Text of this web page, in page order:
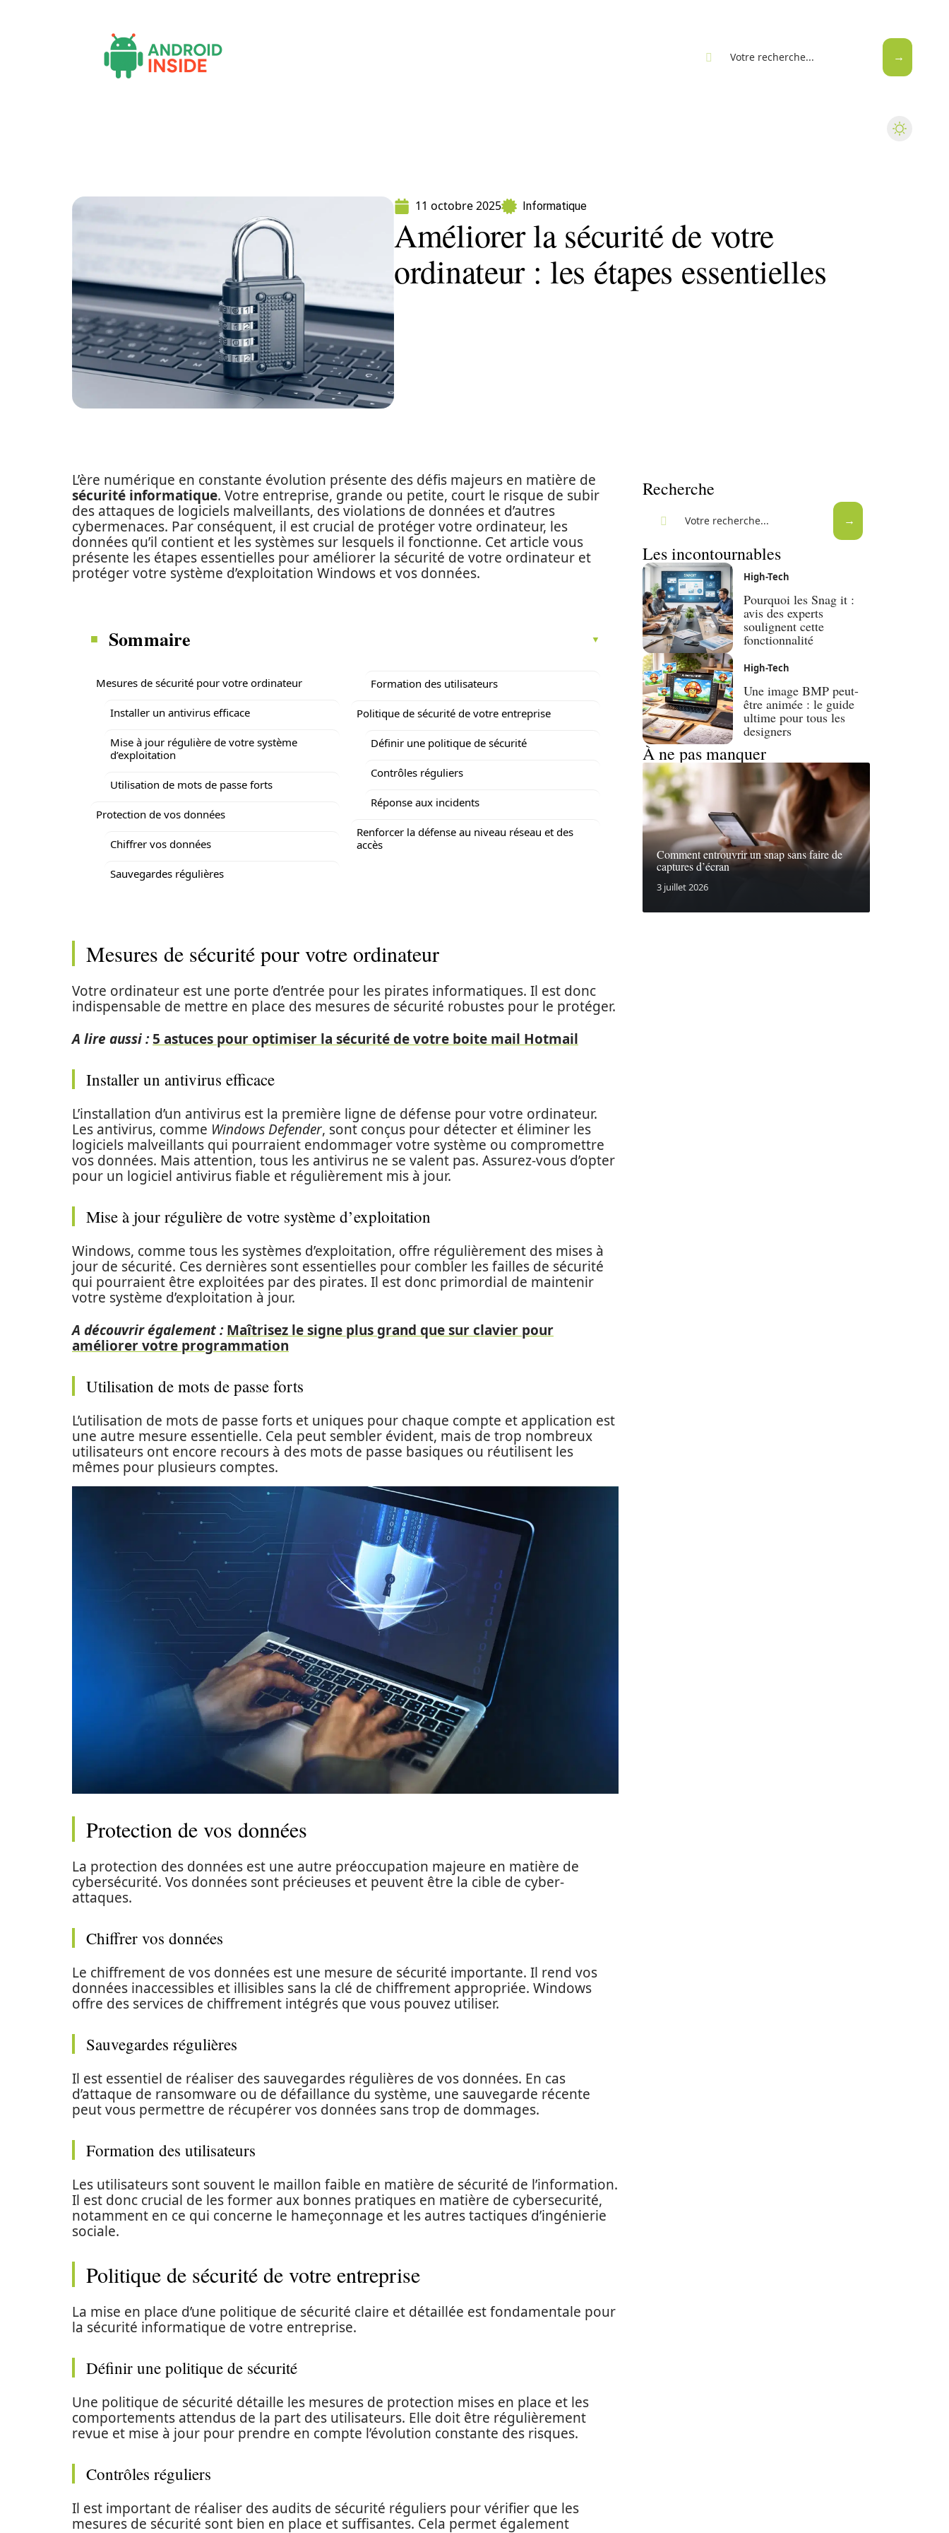
11 octobre 2025 Informatique
Améliorer la sécurité de votre
ordinateur : les étapes essentielles
L’ère numérique en constante évolution présente des défis majeurs en matière de
sécurité informatique. Votre entreprise, grande ou petite, court le risque de subir
des attaques de logiciels malveillants, des violations de données et d’autres
cybermenaces. Par conséquent, il est crucial de protéger votre ordinateur, les
données qu’il contient et les systèmes sur lesquels il fonctionne. Cet article vous
présente les étapes essentielles pour améliorer la sécurité de votre ordinateur et
protéger votre système d’exploitation Windows et vos données.
Sommaire
Mesures de sécurité pour votre ordinateur
Installer un antivirus efficace
Mise à jour régulière de votre système
d’exploitation
Utilisation de mots de passe forts
Protection de vos données
Chiffrer vos données
Sauvegardes régulières
Formation des utilisateurs
Politique de sécurité de votre entreprise
Définir une politique de sécurité
Contrôles réguliers
Réponse aux incidents
Renforcer la défense au niveau réseau et des
accès
Mesures de sécurité pour votre ordinateur
Votre ordinateur est une porte d’entrée pour les pirates informatiques. Il est donc
indispensable de mettre en place des mesures de sécurité robustes pour le protéger.
A lire aussi : 5 astuces pour optimiser la sécurité de votre boite mail Hotmail
Installer un antivirus efficace
L’installation d’un antivirus est la première ligne de défense pour votre ordinateur.
Les antivirus, comme Windows Defender, sont conçus pour détecter et éliminer les
logiciels malveillants qui pourraient endommager votre système ou compromettre
vos données. Mais attention, tous les antivirus ne se valent pas. Assurez-vous d’opter
pour un logiciel antivirus fiable et régulièrement mis à jour.
Mise à jour régulière de votre système d’exploitation
Windows, comme tous les systèmes d’exploitation, offre régulièrement des mises à
jour de sécurité. Ces dernières sont essentielles pour combler les failles de sécurité
qui pourraient être exploitées par des pirates. Il est donc primordial de maintenir
votre système d’exploitation à jour.
A découvrir également : Maîtrisez le signe plus grand que sur clavier pour
améliorer votre programmation
Utilisation de mots de passe forts
L’utilisation de mots de passe forts et uniques pour chaque compte et application est
une autre mesure essentielle. Cela peut sembler évident, mais de trop nombreux
utilisateurs ont encore recours à des mots de passe basiques ou réutilisent les
mêmes pour plusieurs comptes.
Protection de vos données
La protection des données est une autre préoccupation majeure en matière de
cybersécurité. Vos données sont précieuses et peuvent être la cible de cyber-
attaques.
Chiffrer vos données
Le chiffrement de vos données est une mesure de sécurité importante. Il rend vos
données inaccessibles et illisibles sans la clé de chiffrement appropriée. Windows
offre des services de chiffrement intégrés que vous pouvez utiliser.
Sauvegardes régulières
Il est essentiel de réaliser des sauvegardes régulières de vos données. En cas
d’attaque de ransomware ou de défaillance du système, une sauvegarde récente
peut vous permettre de récupérer vos données sans trop de dommages.
Formation des utilisateurs
Les utilisateurs sont souvent le maillon faible en matière de sécurité de l’information.
Il est donc crucial de les former aux bonnes pratiques en matière de cybersecurité,
notamment en ce qui concerne le hameçonnage et les autres tactiques d’ingénierie
sociale.
Politique de sécurité de votre entreprise
La mise en place d’une politique de sécurité claire et détaillée est fondamentale pour
la sécurité informatique de votre entreprise.
Définir une politique de sécurité
Une politique de sécurité détaille les mesures de protection mises en place et les
comportements attendus de la part des utilisateurs. Elle doit être régulièrement
revue et mise à jour pour prendre en compte l’évolution constante des risques.
Contrôles réguliers
Il est important de réaliser des audits de sécurité réguliers pour vérifier que les
mesures de sécurité sont bien en place et suffisantes. Cela permet également
Recherche
Les incontournables
High-Tech
Pourquoi les Snag it :
avis des experts
soulignent cette
fonctionnalité
High-Tech
Une image BMP peut-
être animée : le guide
ultime pour tous les
designers
À ne pas manquer
Comment entrouvrir un snap sans faire de
captures d’écran
3 juillet 2026